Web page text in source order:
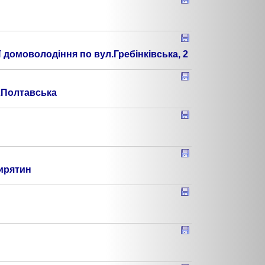
по вул.Гребінківська, 2